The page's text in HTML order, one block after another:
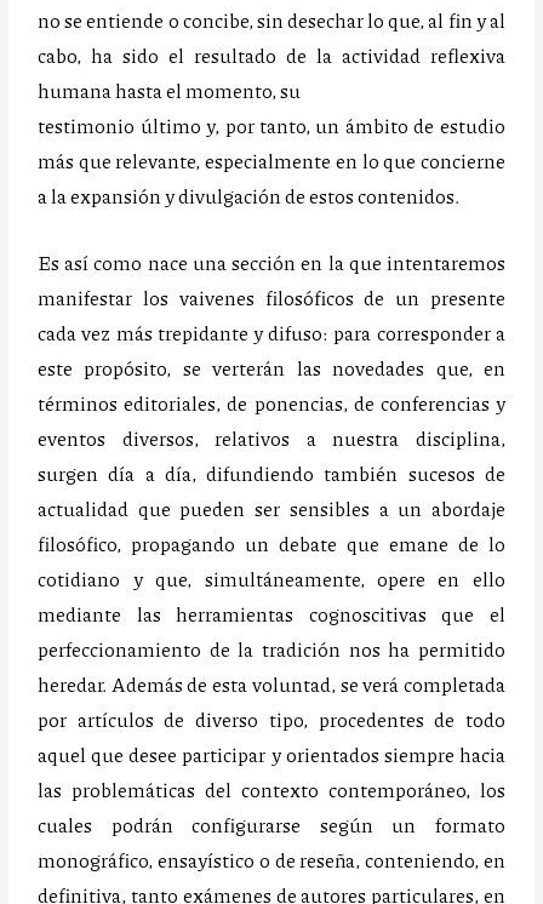
no se entiende o concibe, sin desechar lo que, al fin y al
cabo, ha sido el resultado de la actividad reflexiva
humana hasta el momento, su
testimonio último y, por tanto, un ámbito de estudio
más que relevante, especialmente en lo que concierne
a la expansión y divulgación de estos contenidos.
Es así como nace una sección en la que intentaremos
manifestar los vaivenes filosóficos de un presente
cada vez más trepidante y difuso: para corresponder a
este propósito, se verterán las novedades que, en
términos editoriales, de ponencias, de conferencias y
eventos diversos, relativos a nuestra disciplina,
surgen día a día, difundiendo también sucesos de
actualidad que pueden ser sensibles a un abordaje
filosófico, propagando un debate que emane de lo
cotidiano y que, simultáneamente, opere en ello
mediante las herramientas cognoscitivas que el
perfeccionamiento de la tradición nos ha permitido
heredar. Además de esta voluntad, se verá completada
por artículos de diverso tipo, procedentes de todo
aquel que desee participar y orientados siempre hacia
las problemáticas del contexto contemporáneo, los
cuales podrán configurarse según un formato
monográfico, ensayístico o de reseña, conteniendo, en
definitiva, tanto exámenes de autores particulares, en